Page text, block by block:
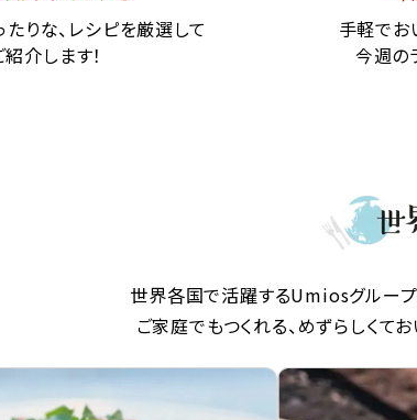
りな、レシピを厳選して
紹介します！
手軽でお
今週の
世界各国で活躍するUmiosグループ
ご家庭でもつくれる、めずらしくて